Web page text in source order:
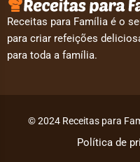
Receitas para Família é o
para criar refeições
para toda a família.
© 2024 Receitas para
Política de